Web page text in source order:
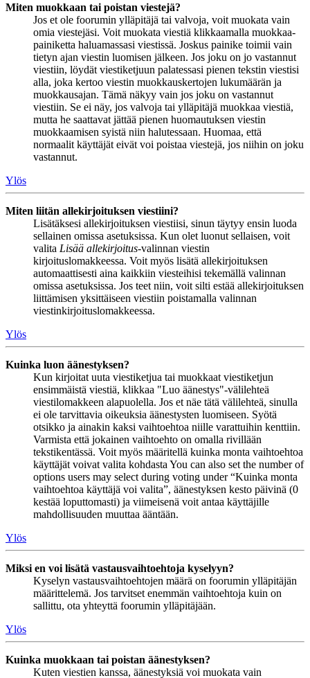
Miten muokkaan tai poistan viestejä?
Jos et ole foorumin ylläpitäjä tai valvoja, voit muokata vain
omia viestejäsi. Voit muokata viestiä klikkaamalla muokkaa-
painiketta haluamassasi viestissä. Joskus painike toimii vain
tietyn ajan viestin luomisen jälkeen. Jos joku on jo vastannut
viestiin, löydät viestiketjuun palatessasi pienen tekstin viestisi
alla, joka kertoo viestin muokkauskertojen lukumäärän ja
muokkausajan. Tämä näkyy vain jos joku on vastannut
viestiin. Se ei näy, jos valvoja tai ylläpitäjä muokkaa viestiä,
mutta he saattavat jättää pienen huomautuksen viestin
muokkaamisen syistä niin halutessaan. Huomaa, että
normaalit käyttäjät eivät voi poistaa viestejä, jos niihin on joku
vastannut.
Ylös
Miten liitän allekirjoituksen viestiini?
Lisätäksesi allekirjoituksen viestiisi, sinun täytyy ensin luoda
sellainen omissa asetuksissa. Kun olet luonut sellaisen, voit
valita Lisää allekirjoitus-valinnan viestin
kirjoituslomakkeessa. Voit myös lisätä allekirjoituksen
automaattisesti aina kaikkiin viesteihisi tekemällä valinnan
omissa asetuksissa. Jos teet niin, voit silti estää allekirjoituksen
liittämisen yksittäiseen viestiin poistamalla valinnan
viestinkirjoituslomakkeessa.
Ylös
Kuinka luon äänestyksen?
Kun kirjoitat uuta viestiketjua tai muokkaat viestiketjun
ensimmäistä viestiä, klikkaa "Luo äänestys"-välilehteä
viestilomakkeen alapuolella. Jos et näe tätä välilehteä, sinulla
ei ole tarvittavia oikeuksia äänestysten luomiseen. Syötä
otsikko ja ainakin kaksi vaihtoehtoa niille varattuihin kenttiin.
Varmista että jokainen vaihtoehto on omalla rivillään
tekstikentässä. Voit myös määritellä kuinka monta vaihtoehtoa
käyttäjät voivat valita kohdasta You can also set the number of
options users may select during voting under “Kuinka monta
vaihtoehtoa käyttäjä voi valita”, äänestyksen kesto päivinä (0
kestää loputtomasti) ja viimeisenä voit antaa käyttäjille
mahdollisuuden muuttaa ääntään.
Ylös
Miksi en voi lisätä vastausvaihtoehtoja kyselyyn?
Kyselyn vastausvaihtoehtojen määrä on foorumin ylläpitäjän
määrittelemä. Jos tarvitset enemmän vaihtoehtoja kuin on
sallittu, ota yhteyttä foorumin ylläpitäjään.
Ylös
Kuinka muokkaan tai poistan äänestyksen?
Kuten viestien kanssa, äänestyksiä voi muokata vain